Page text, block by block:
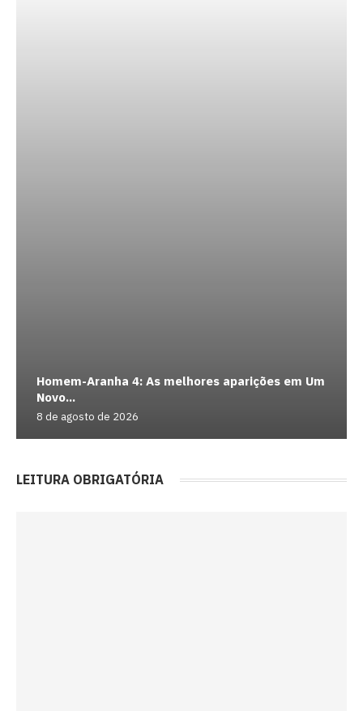
Homem-Aranha 4: As melhores aparições em Um
Novo...
8 de agosto de 2026
LEITURA OBRIGATÓRIA